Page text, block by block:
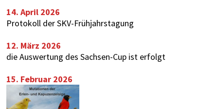
14. April 2026
Protokoll der SKV-Frühjahrstagung
12. März 2026
die Auswertung des Sachsen-Cupist erfolgt
15. Februar 2026